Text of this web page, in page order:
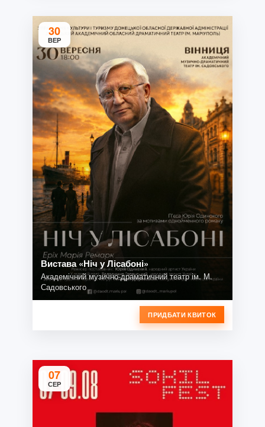
30
ВЕР
Вистава «Ніч у Лісабоні»
Академічний музично-драматичний театр ім. М.
Садовського
ПРИДБАТИ КВИТОК
07
СЕР